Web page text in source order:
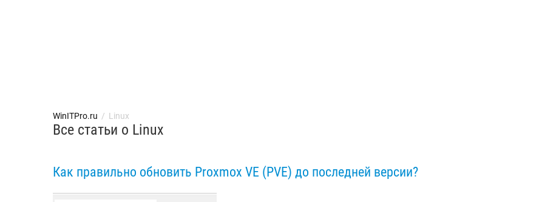
WinITPro.ru / Linux
Все статьи о Linux
Как правильно обновить Proxmox VE (PVE) до последней версии?